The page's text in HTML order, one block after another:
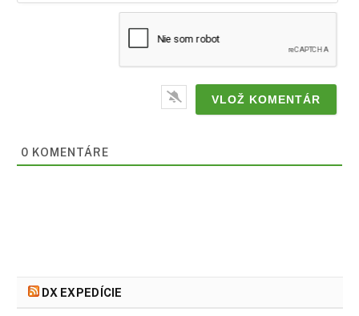
0 KOMENTÁRE
DX EXPEDÍCIE